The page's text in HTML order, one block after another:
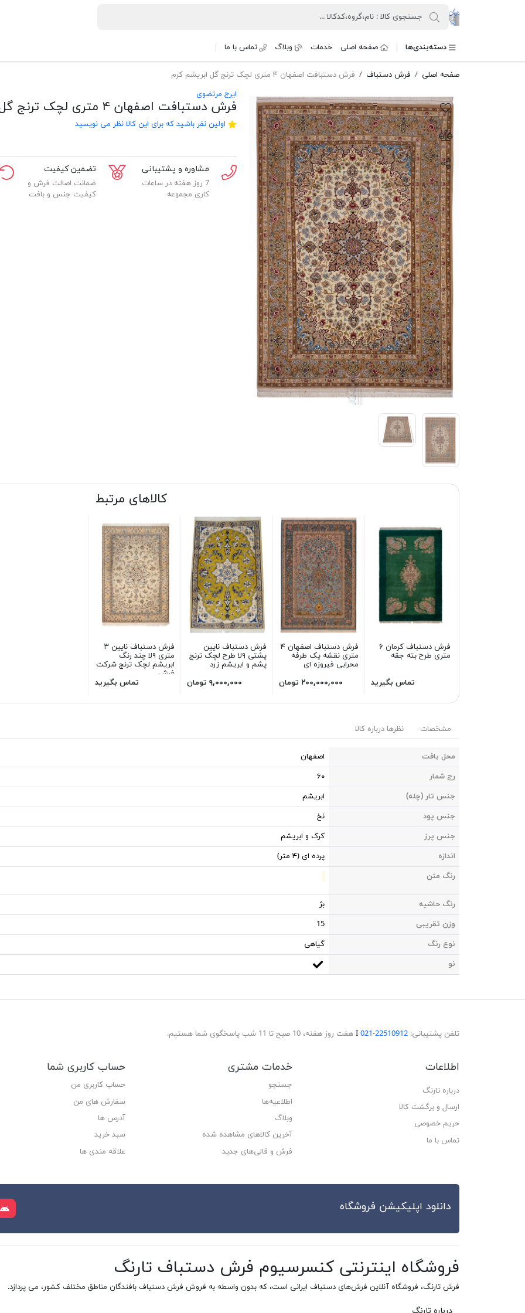
کنسرسیوم فرش دستباف تارنگ
دسته‌بندی‌ها صفحه اصلی خدمات وبلاگ تماس با ما
صفحه اصلی فرش دستباف
فرش دستبافت اصفهان ۴ متری لچک ترنج گل ابریشم کرم
ایرج مرتضوی
فرش دستبافت اصفهان ۴ متری لچک ترنج گل ابریشم کرم
اولین نفر باشید که برای این کالا نظر می نویسید
مشاوره و پشتیبانی
7 روز هفته در ساعات
کاری مجموعه
تضمین کیفیت
ضمانت اصالت فرش و
کیفیت جنس و بافت
کالاهای مرتبط
فرش دستباف کرمان ۶
متری طرح بته جقه
تماس بگیرید
فرش دستباف اصفهان ۴
متری نقشه یک طرفه
محرابی فیروزه ای
۲۰۰,۰۰۰,۰۰۰ تومان
فرش دستباف نایین
پشتی ۹لا طرح لچک ترنج
پشم و ابریشم زرد
۹,۰۰۰,۰۰۰ تومان
فرش دستباف نایین ۳
متری ۹لا چند رنگ
ابریشم لچک ترنج شرکت
فرش
تماس بگیرید
مشخصات نظرها درباره کالا
محل بافت
اصفهان
رج شمار
۶۰
جنس تار (چله)
ابریشم
جنس پود
نخ
جنس پرز
کرک و ابریشم
اندازه
پرده ای (۴ متر)
رنگ متن
رنگ حاشیه
بژ
وزن تقریبی
15
نوع رنگ
گیاهی
نو
تلفن پشتیبانی:22510912-021
Ι هفت روز هفته، 10 صبح تا 11 شب پاسخگوی شما هستیم.
اطلاعات
درباره تارنگ
ارسال و برگشت کالا
حریم خصوصی
تماس با ما
خدمات مشتری
جستجو
اطلاعیه‌ها
وبلاگ
آخرین کالاهای مشاهده شده
فرش و قالی‌های جدید
حساب کاربری شما
حساب کاربری من
سفارش های من‎
آدرس ها
سبد خرید
علاقه مندی ها
دانلود اپلیکیشن فروشگاه
فروشگاه اینترنتی کنسرسیوم فرش دستباف تارنگ
فرش تارنگ، فروشگاه آنلاین فرش‌های دستباف ایرانی است، که بدون واسطه به فروش فرش دستباف بافندگان مناطق مختلف کشور، می پردازد.